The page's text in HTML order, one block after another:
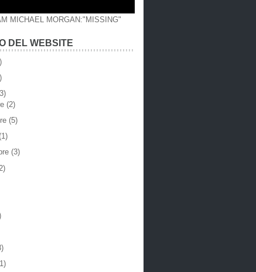
MICHAEL MORGAN:"MISSING"
DEL WEBSITE
(2)
(5)
(3)